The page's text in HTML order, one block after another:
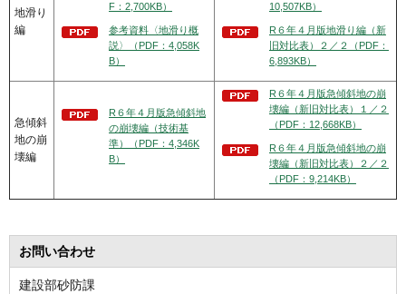
地滑り
編
F：2,700KB）
参考資料〈地滑り概
説〉（PDF：4,058K
B）
10,507KB）
R６年４月版地滑り編（新
旧対比表）２／２（PDF：
6,893KB）
急傾斜
地の崩
壊編
R６年４月版急傾斜地
の崩壊編（技術基
準）（PDF：4,346K
B）
R６年４月版急傾斜地の崩
壊編（新旧対比表）１／２
（PDF：12,668KB）
R６年４月版急傾斜地の崩
壊編（新旧対比表）２／２
（PDF：9,214KB）
お問い合わせ
建設部砂防課